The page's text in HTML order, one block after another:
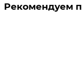
Рекомендуем